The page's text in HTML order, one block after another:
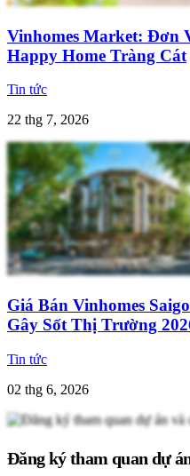
Vinhomes Market: Đơn
Happy Home Tràng Cát
Tin tức
22 thg 7, 2026
Giá Bán Vinhomes
Gây Sốt Thị Trường
Tin tức
02 thg 6, 2026
Đăng ký tham quan dự